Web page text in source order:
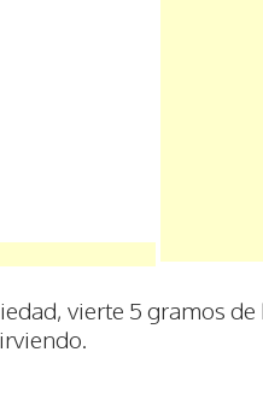
vierte 5 gramos